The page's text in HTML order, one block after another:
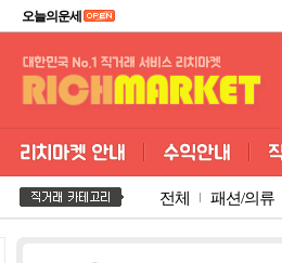
오늘의운세
전체 패션/의류